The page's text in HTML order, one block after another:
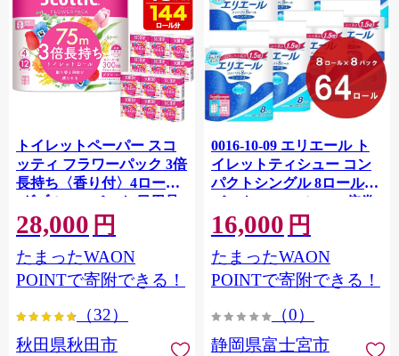
トイレットペーパー スコ
ッティ フラワーパック 3倍
長持ち〈香り付〉4ロール
(ダブル)×12パック 日用品
最短翌日発送 [スコッティ
フラワーパック トイレッ
トペーパー 日本製紙クレ
シア] 秋田県秋田市
28,000 円
たまったWAON
POINTで寄附できる！
（32）
秋田県秋田市
0016-10-09 エリエール ト
イレットティシュー コン
パクトシングル 8ロール×8
パック 64ロール 1.5倍巻
82.5m トイレットペーパー
シングル パルプ100％ 香り
つき 日用品 消耗品 備蓄
16,000 円
たまったWAON
POINTで寄附できる！
（0）
静岡県富士宮市